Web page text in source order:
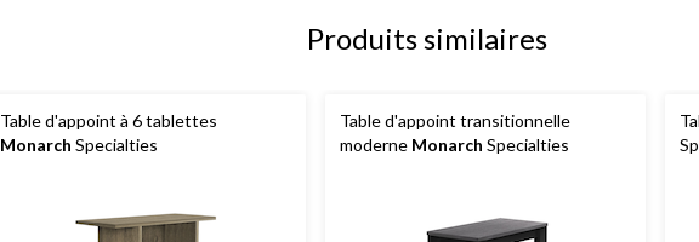
Produits similaires
Table d'appoint à 6 tablettes
Monarch Specialties
Table d'appoint transitionnelle
moderne Monarch Specialties